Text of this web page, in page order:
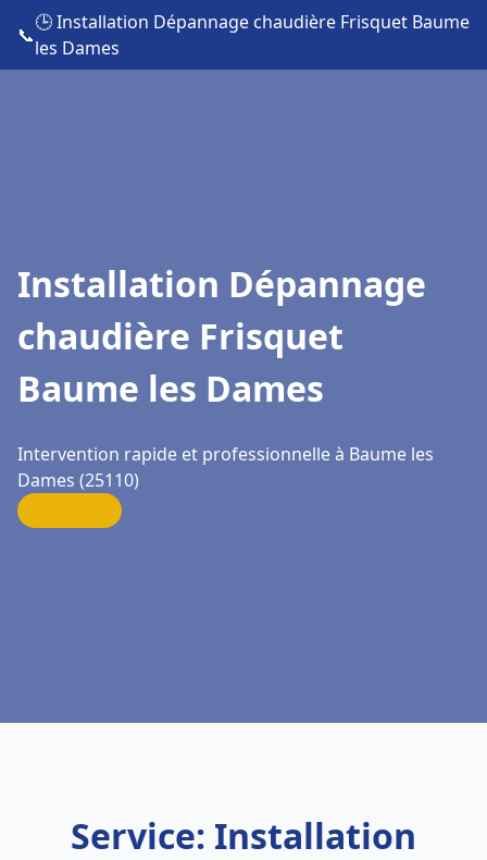
📞
🕒 Installation Dépannage chaudière Frisquet Baume
les Dames
Installation Dépannage
chaudière Frisquet
Baume les Dames
Intervention rapide et professionnelle à Baume les
Dames (25110)
Service: Installation